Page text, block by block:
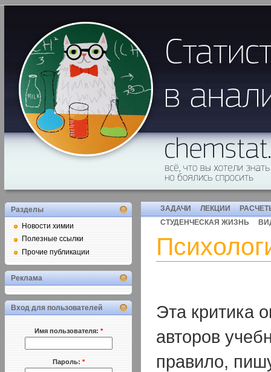
ЗАДАЧИ ЛЕКЦИИ
СТУДЕНЧЕСКАЯ ЖИЗНЬ
Эта критика
авторов
правило,
Разделы
Новости химии
Полезные ссылки
Прочие публикации
Реклама
Вход для пользователей
Имя пользователя: *
Пароль: *